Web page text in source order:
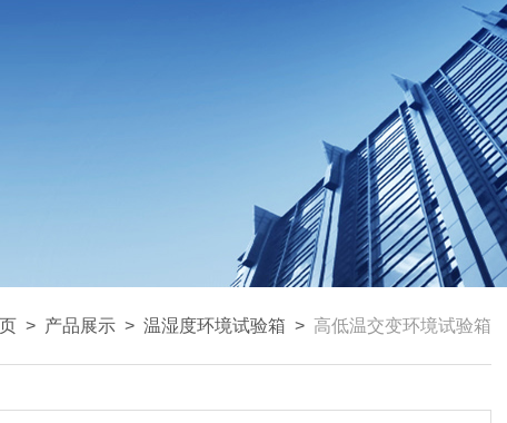
> 产品展示 > 温湿度环境试验箱 > 高低温交变环境试验箱